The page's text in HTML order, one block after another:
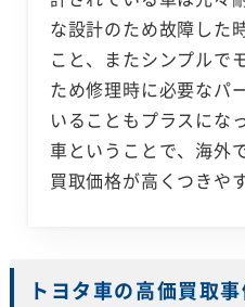
な設計のため故障した
こと、またシンプルで
ため修理時に必要なパ
いることもプラスにな
車ということで、海外
買取価格が高くつきや
トヨタ車の高価買取事